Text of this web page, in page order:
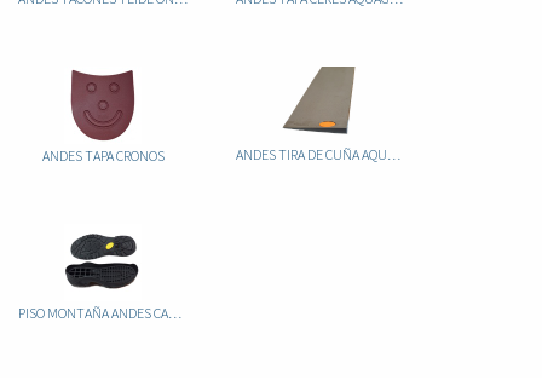
ANDES TAPA CRONOS
PISO MONTAÑA ANDES CAUCHO